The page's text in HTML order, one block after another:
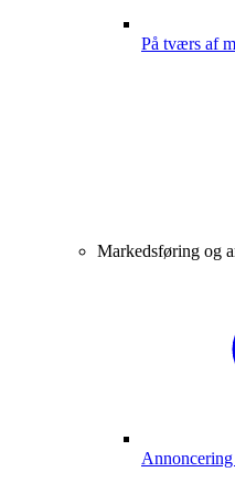
På tværs af
Markedsføring og